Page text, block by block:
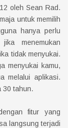
oleh Sean Rad.
untuk memilih
hanya perlu
menemukan
tidak menyukai.
menyukai kamu,
melalui aplikasi.
30 tahun.
fitur yang
langsung terjadi